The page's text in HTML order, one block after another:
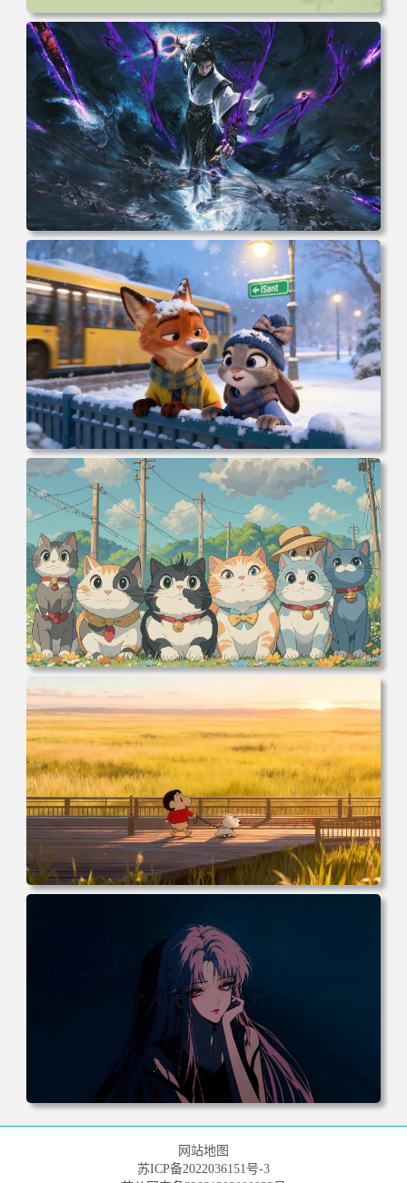
电脑壁纸 动漫 无限 罗小黑 罗小黑战记 罗小黑战记2 风息
鹿野师姐 电脑桌面 高清壁纸 壁纸下载 壁纸大全
电脑壁纸 完美世界 荒天帝石昊 4K高清动漫壁纸 电脑桌面
高清壁纸 壁纸下载 壁纸大全
电脑壁纸 动漫 冬季 公交车 朱迪狐尼克 4K 电脑壁纸 3840x2
160 电脑桌面 高清壁纸 壁纸下载 壁纸大全
电脑壁纸 可爱动物 喵 喵星人 猫 猫咪 萌宠 电脑桌面 高清壁
纸 壁纸下载 壁纸大全
电脑壁纸 动漫 小白 日落 木栈道 田野 蜡笔小新 遛小白 麦田
电脑桌面 高清壁纸 壁纸下载 壁纸大全
电脑桌面 高清壁纸 壁纸下载 壁纸大全
网站地图
苏ICP备2022036151号-3